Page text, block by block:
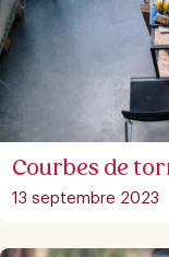
Courbes de
13 septembre 2023